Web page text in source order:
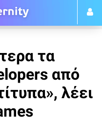
τα
από
λέει